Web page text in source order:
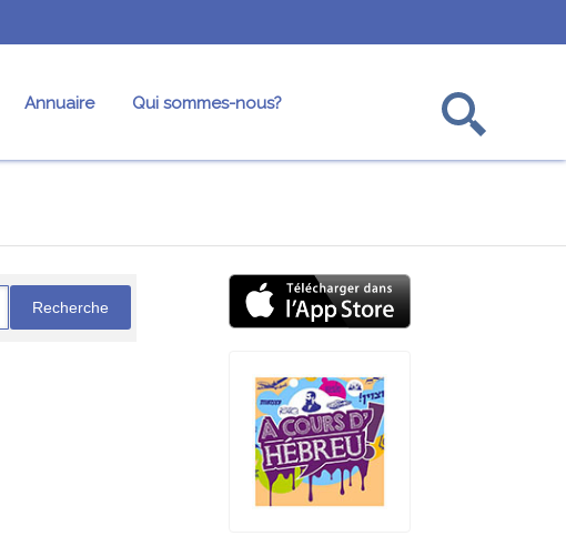
Annuaire Qui sommes-nous?